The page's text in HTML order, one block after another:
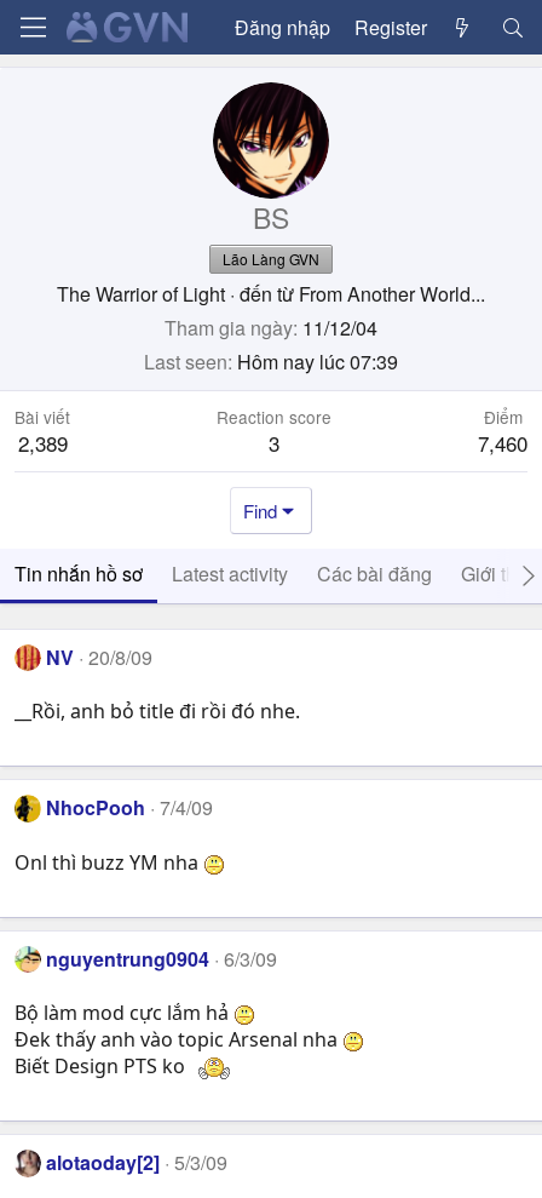
Đăng nhập Register
BS
Lão Làng GVN
The Warrior of Light · đến từ From Another World...
Tham gia ngày 11/12/04
Last seen Hôm nay lúc 07:39
Bài viết
2,389
Reaction score
3
Điểm
7,460
Find
Tin nhắn hồ sơ Latest activity Các bài đăng Giới thiệu
NV 20/8/09
__Rồi, anh bỏ title đi rồi đó nhe.
NhocPooh 7/4/09
Onl thì buzz YM nha
nguyentrung0904 6/3/09
Bộ làm mod cực lắm hả
Đek thấy anh vào topic Arsenal nha
Biết Design PTS ko
alotaoday[2] 5/3/09